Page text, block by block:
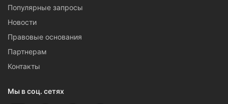
Популярные запросы
Новости
Правовые основания
Партнерам
Контакты
Мы в соц. сетях